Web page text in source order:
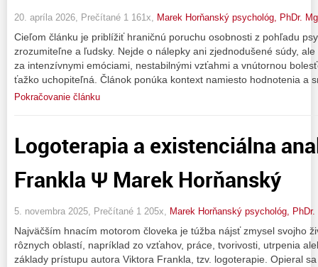
20. apríla 2026, Prečítané 1 161x, Marek Horňanský psychológ, PhDr.
Cieľom článku je priblížiť hraničnú poruchu osobnosti z pohľadu
zrozumiteľne a ľudsky. Nejde o nálepky ani zjednodušené súdy,
za intenzívnymi emóciami, nestabilnými vzťahmi a vnútornou
ťažko uchopiteľná. Článok ponúka kontext namiesto hodnotenia a
Pokračovanie článku
Logoterapia a existenciálna
Frankla Ψ Marek Horňanský
5. novembra 2025, Prečítané 1 205x, Marek Horňanský psychológ,
Najväčším hnacím motorom človeka je túžba nájsť zmysel svojho
rôznych oblastí, napríklad zo vzťahov, práce, tvorivosti, utrpenia
základy prístupu autora Viktora Frankla, tzv. logoterapie. Opieral